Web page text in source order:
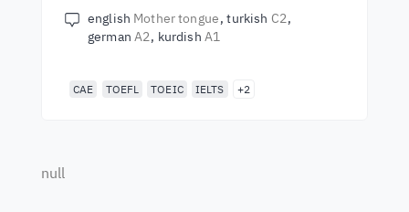
english Mother tongue turkish C2
german A2 kurdish A1
CAE TOEFL TOEIC IELTS +2
null